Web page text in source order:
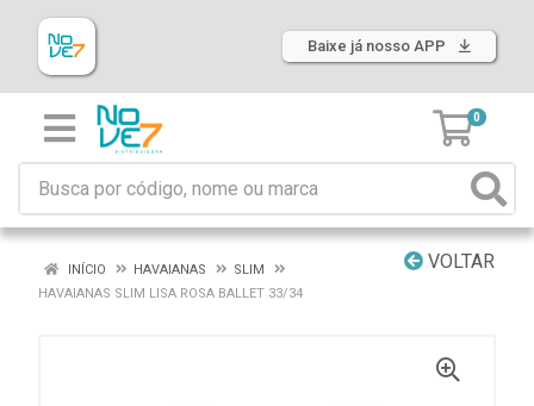
Baixe já nosso APP
0
VOLTAR
INÍCIO HAVAIANAS
SLIM
HAVAIANAS SLIM LISA ROSA BALLET 33/34